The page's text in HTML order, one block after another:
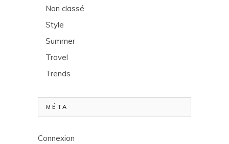
Non classé
Style
Summer
Travel
Trends
MÉTA
Connexion